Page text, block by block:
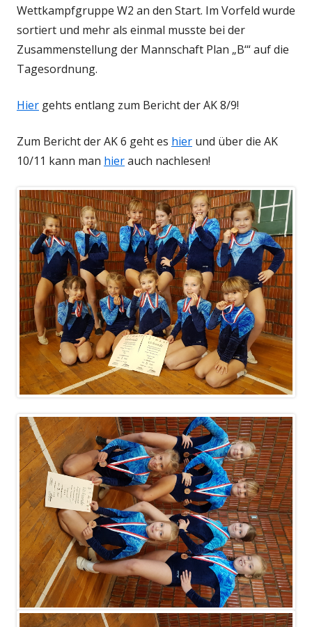
Wettkampfgruppe W2 an den Start. Im Vorfeld wurde
sortiert und mehr als einmal musste bei der
Zusammenstellung der Mannschaft Plan „B‘“ auf die
Tagesordnung.
Hier gehts entlang zum Bericht der AK 8/9!
Zum Bericht der AK 6 geht es hier und über die AK
10/11 kann man hierauch nachlesen!